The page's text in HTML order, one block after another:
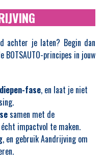
achter je laten? Begin dan
BOTSAUTO-principes in jouw
fase, en laat je niet
samen met de
impactvol te maken.
, en gebruik Aandrijving om